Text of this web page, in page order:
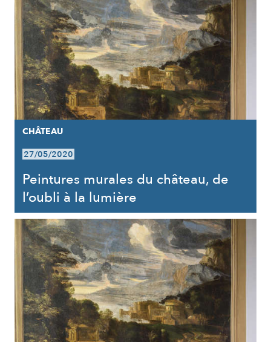
CHÂTEAU
27/05/2020
Peintures murales du château, de
l’oubli à la lumière